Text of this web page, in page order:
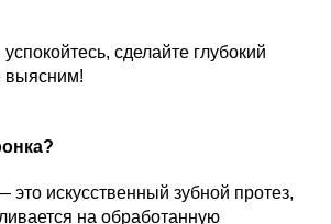
сделайте глубокий
выясним!
это искусственный зубной протез,
на обработанную